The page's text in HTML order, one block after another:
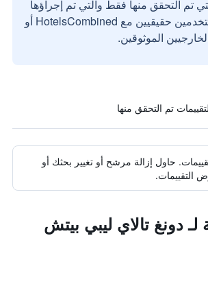
تم التحقق منها فقط والتي تم إجراؤها
بواسطة مستخدمين حقيقيين مع HotelsCombined أو
الموثوقين.
حاول إزالة مرشح أو تغيير بحثك أو
دونغ تالاي ليبي بيتش